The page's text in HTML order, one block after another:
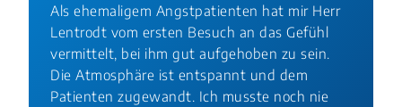
Als ehemaligem Angstpatienten hat mir Herr
Lentrodt vom ersten Besuch an das Gefühl
vermittelt, bei ihm gut aufgehoben zu sein.
Die Atmosphäre ist entspannt und dem
Patienten zugewandt. Ich musste noch nie